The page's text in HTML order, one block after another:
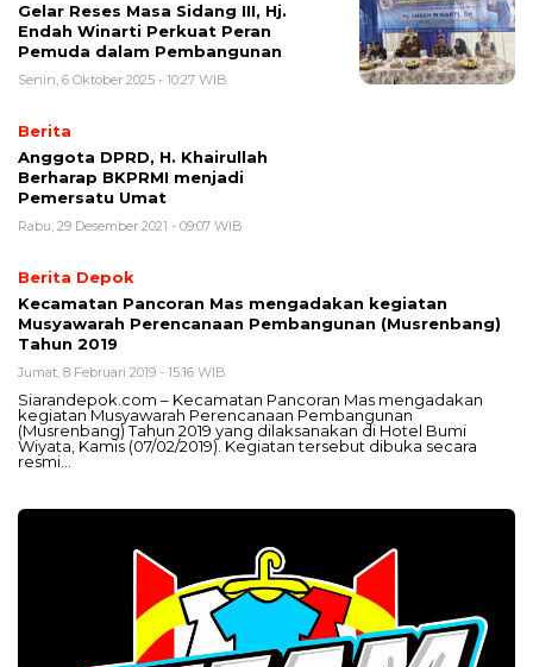
Gelar Reses Masa Sidang III, Hj.
Endah Winarti Perkuat Peran
Pemuda dalam Pembangunan
Senin, 6 Oktober 2025 - 10:27 WIB
Berita
Anggota DPRD, H. Khairullah
Berharap BKPRMI menjadi
Pemersatu Umat
Rabu, 29 Desember 2021 - 09:07 WIB
Berita Depok
Kecamatan Pancoran Mas mengadakan kegiatan
Musyawarah Perencanaan Pembangunan (Musrenbang)
Tahun 2019
Jumat, 8 Februari 2019 - 15:16 WIB
Siarandepok.com – Kecamatan Pancoran Mas mengadakan
kegiatan Musyawarah Perencanaan Pembangunan
(Musrenbang) Tahun 2019 yang dilaksanakan di Hotel Bumi
Wiyata, Kamis (07/02/2019). Kegiatan tersebut dibuka secara
resmi…